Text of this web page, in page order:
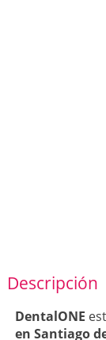
Descripción
DentalONE
en Santiago